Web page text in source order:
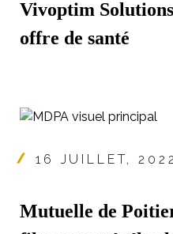
Vivoptim
offre de santé
16 JUILLET, 2022
Mutuelle de